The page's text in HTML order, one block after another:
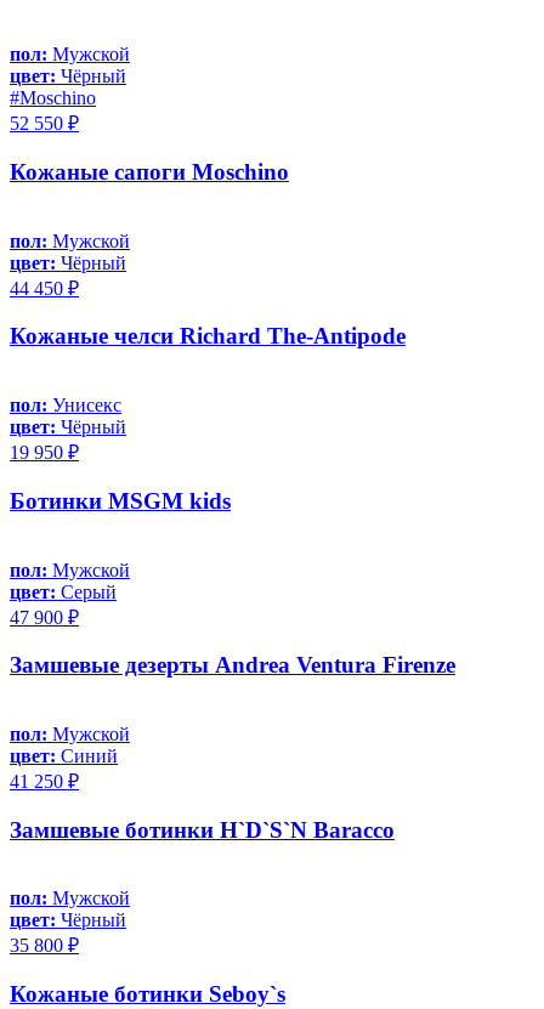
пол: Мужской
цвет: Чёрный
#Moschino
52 550 ₽
Кожаные сапоги Moschino
пол: Мужской
цвет: Чёрный
44 450 ₽
Кожаные челси Richard The-Antipode
пол: Унисекс
цвет: Чёрный
19 950 ₽
Ботинки MSGM kids
пол: Мужской
цвет: Серый
47 900 ₽
Замшевые дезерты Andrea Ventura Firenze
пол: Мужской
цвет: Синий
41 250 ₽
Замшевые ботинки H`D`S`N Baracco
пол: Мужской
цвет: Чёрный
35 800 ₽
Кожаные ботинки Seboy`s